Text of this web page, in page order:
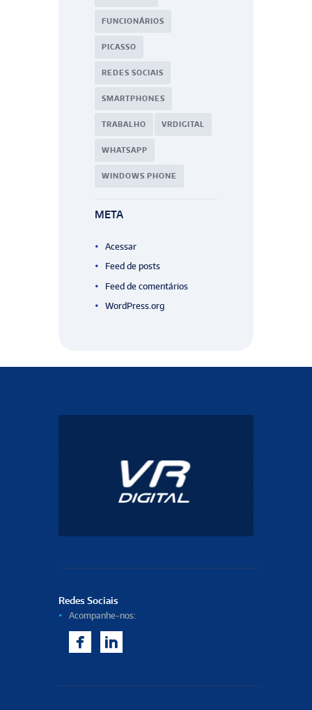
FUNCIONÁRIOS
PICASSO
REDES SOCIAIS
SMARTPHONES
TRABALHO VRDIGITAL
WHATSAPP
WINDOWS PHONE
META
Acessar
Feed de posts
Feed de comentários
WordPress.org
Redes Sociais
Acompanhe-nos:
aceb
inked